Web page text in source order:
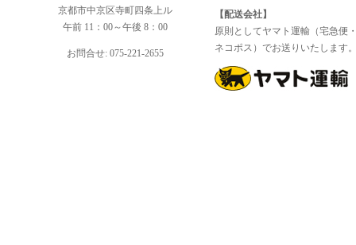
京都市中京区寺町四条上ル
午前 11：00～午後 8：00
お問合せ: 075-221-2655
【配送会社】
原則としてヤマト運輸（宅急便
ネコポス）でお送りいたします